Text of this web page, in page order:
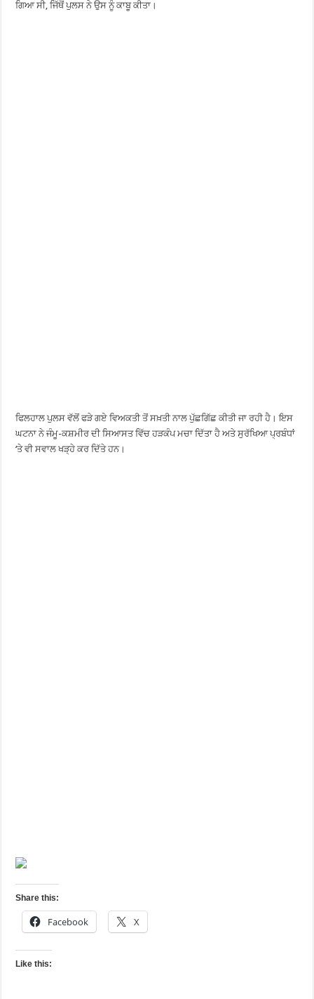
ਗਿਆ ਸੀ, ਜਿੱਥੋਂ ਪੁਲਸ ਨੇ ਉਸ ਨੂੰ ਕਾਬੂ ਕੀਤਾ।
ਫਿਲਹਾਲ ਪੁਲਸ ਵੱਲੋਂ ਫੜੇ ਗਏ ਵਿਅਕਤੀ ਤੋਂ ਸਖ਼ਤੀ ਨਾਲ ਪੁੱਛਗਿੱਛ ਕੀਤੀ ਜਾ ਰਹੀ ਹੈ। ਇਸ
ਘਟਨਾ ਨੇ ਜੰਮੂ-ਕਸ਼ਮੀਰ ਦੀ ਸਿਆਸਤ ਵਿੱਚ ਹੜਕੰਪ ਮਚਾ ਦਿੱਤਾ ਹੈ ਅਤੇ ਸੁਰੱਖਿਆ ਪ੍ਰਬੰਧਾਂ
‘ਤੇ ਵੀ ਸਵਾਲ ਖੜ੍ਹੇ ਕਰ ਦਿੱਤੇ ਹਨ।
Share this:
Facebook X
Like this: